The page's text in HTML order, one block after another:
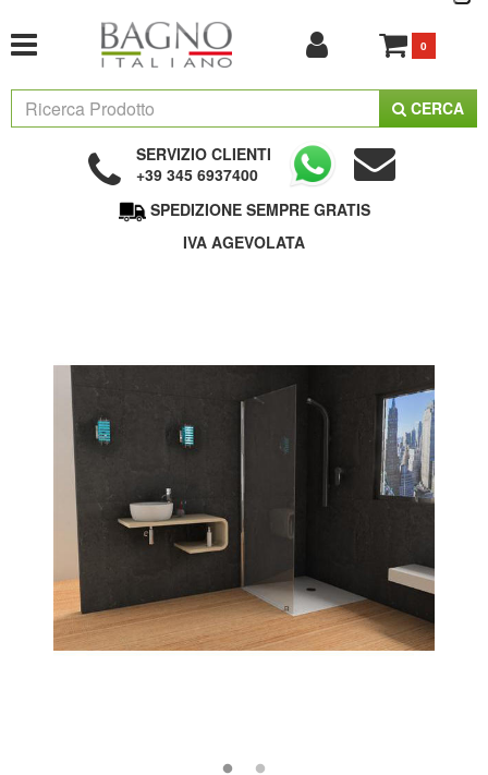
0
CERCA
SERVIZIO CLIENTI
+39 345 6937400
SPEDIZIONE SEMPRE GRATIS
IVA AGEVOLATA